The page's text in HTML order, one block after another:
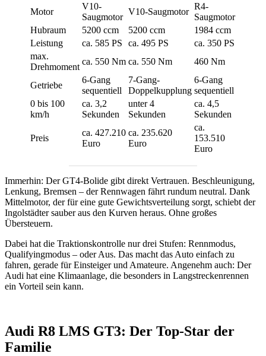
Motor
V10-
Saugmotor
V10-Saugmotor
R4-
Saugmotor
Hubraum
5200 ccm 5200 ccm
1984 ccm
Leistung
ca. 585 PS ca. 495 PS
ca. 350 PS
max.
Drehmoment
ca. 550 Nm ca. 550 Nm 460 Nm
Getriebe
6-Gang
sequentiell
7-Gang-
Doppelkupplung
6-Gang
sequentiell
0 bis 100
km/h
ca. 3,2
Sekunden
unter 4
Sekunden
ca. 4,5
Sekunden
Preis
ca. 427.210
Euro
ca. 235.620
Euro
ca.
153.510
Euro
Immerhin: Der GT4-Bolide gibt direkt Vertrauen. Beschleunigung,
Lenkung, Bremsen – der Rennwagen fährt rundum neutral. Dank
Mittelmotor, der für eine gute Gewichtsverteilung sorgt, schiebt der
Ingolstädter sauber aus den Kurven heraus. Ohne großes
Übersteuern.
Dabei hat die Traktionskontrolle nur drei Stufen: Rennmodus,
Qualifyingmodus – oder Aus. Das macht das Auto einfach zu
fahren, gerade für Einsteiger und Amateure. Angenehm auch: Der
Audi hat eine Klimaanlage, die besonders in Langstreckenrennen
ein Vorteil sein kann.
Audi R8 LMS GT3: Der Top-Star der
Familie